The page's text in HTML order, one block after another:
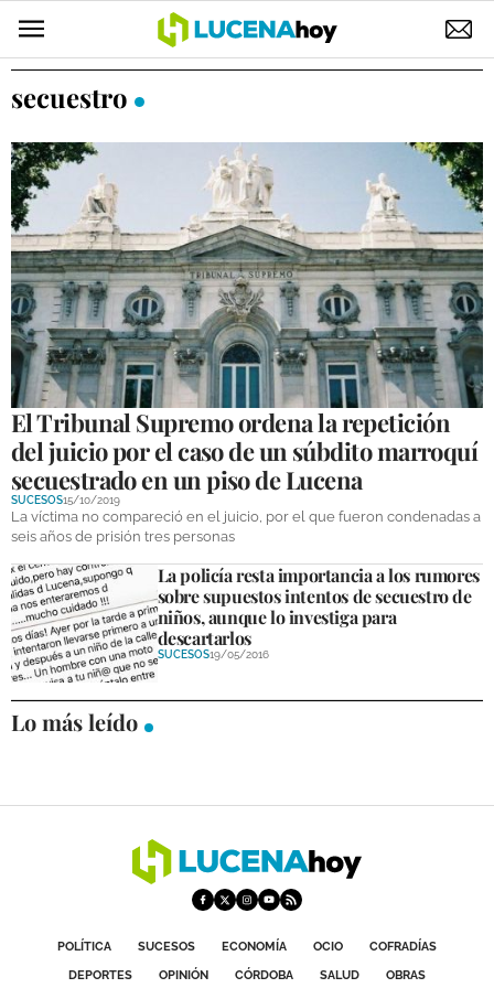
ELECCIONES
SUCESOS
ECONOMÍA
DESARROLLO LOCAL
LUCENA EMPRESAS
OCIO
COFRADÍAS
DEPORTES
COMPETICIONES
DEPORTE BASE
OPINIÓN
NECROLÓGICAS
secuestro
El Tribunal Supremo ordena la repetición
del juicio por el caso de un súbdito marroquí
secuestrado en un piso de Lucena
SUCESOS15/10/2019
La víctima no compareció en el juicio, por el que fueron condenadas a
seis años de prisión tres personas
La policía resta importancia a los rumores
sobre supuestos intentos de secuestro de
niños, aunque lo investiga para
descartarlos
SUCESOS19/05/2016
Lo más leído
POLÍTICA SUCESOS ECONOMÍA OCIO
COFRADÍAS
DEPORTES
OPINIÓN CÓRDOBA SALUD OBRAS